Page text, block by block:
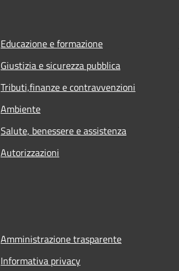
Educazione e formazione
Giustizia e sicurezza pubblica
Tributi,finanze e contravvenzioni
Ambiente
Salute, benessere e assistenza
Autorizzazioni
Amministrazione trasparente
Informativa privacy